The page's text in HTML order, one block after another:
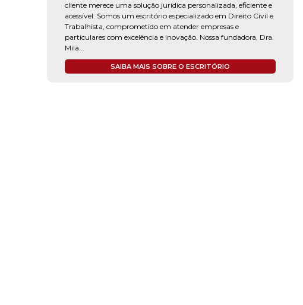
cliente merece uma solução jurídica personalizada, eficiente e
acessível. Somos um escritório especializado em Direito Civil e
Trabalhista, comprometido em atender empresas e
particulares com excelência e inovação. Nossa fundadora, Dra.
Mila...
SAIBA MAIS SOBRE O ESCRITÓRIO